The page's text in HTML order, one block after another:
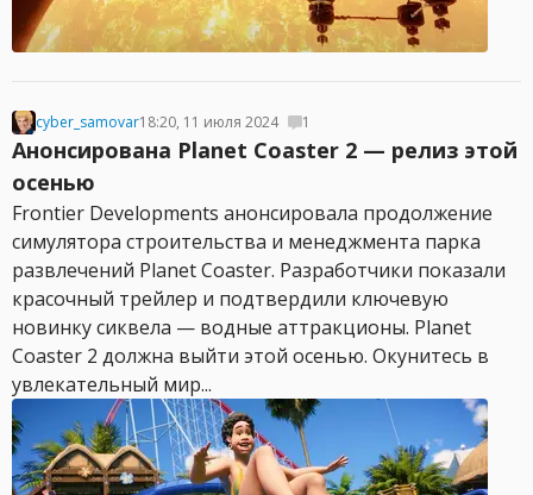
cyber_samovar18:20, 11 июля 2024 1
Анонсирована Planet Coaster 2 — релиз этой
осенью
Frontier Developments анонсировала продолжение
симулятора строительства и менеджмента парка
развлечений Planet Coaster. Разработчики показали
красочный трейлер и подтвердили ключевую
новинку сиквела — водные аттракционы. Planet
Coaster 2 должна выйти этой осенью. Окунитесь в
увлекательный мир...